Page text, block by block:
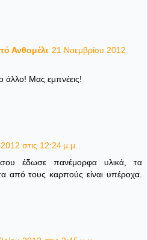
Ανθομέλι 21 Νοεμβρίου 2012
άλλο! Μας εμπνέεις!
στις 12:24 μ.μ.
έδωσε πανέμορφα υλικά, τα
από τους καρπούς είναι υπέροχα.